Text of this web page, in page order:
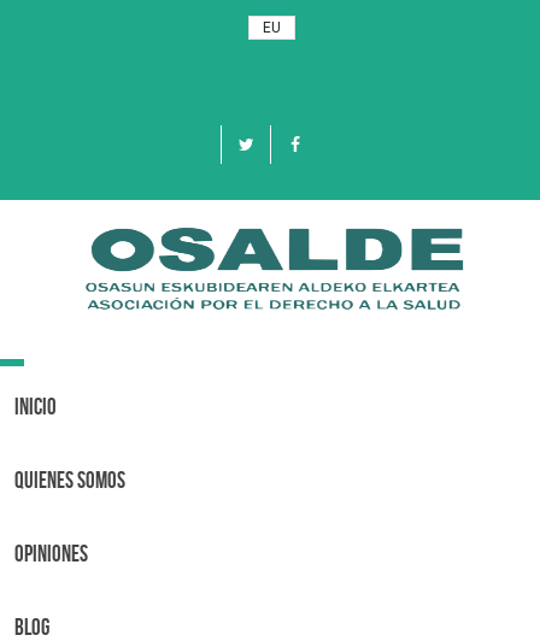
EU
Toggle
Inicio
Quienes Somos
OPINIONES
BLOG